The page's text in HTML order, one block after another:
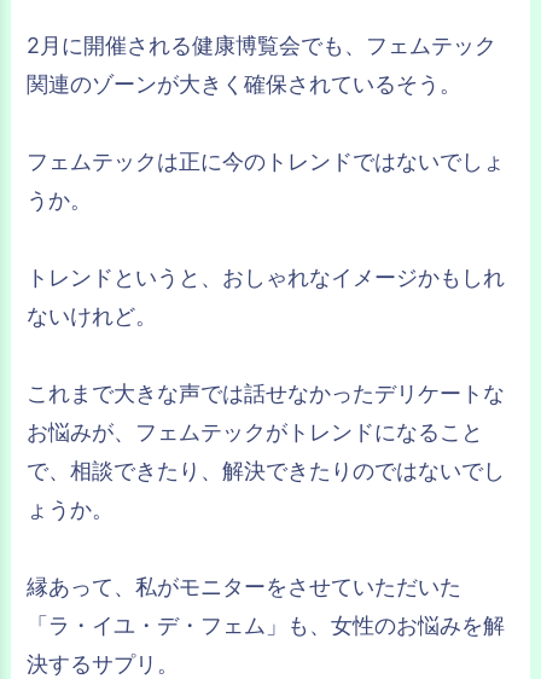
2月に開催される健康博覧会でも、フェムテック
関連のゾーンが大きく確保されているそう。
フェムテックは正に今のトレンドではないでしょ
うか。
トレンドというと、おしゃれなイメージかもしれ
ないけれど。
これまで大きな声では話せなかったデリケートな
お悩みが、フェムテックがトレンドになること
で、相談できたり、解決できたりのではないでし
ょうか。
縁あって、私がモニターをさせていただいた
「ラ・イユ・デ・フェム」も、女性のお悩みを解
決するサプリ。